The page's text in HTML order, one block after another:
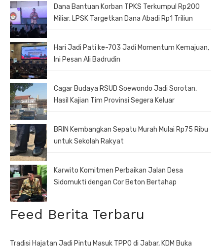
Dana Bantuan Korban TPKS Terkumpul Rp200
Miliar, LPSK Targetkan Dana Abadi Rp1 Triliun
Hari Jadi Pati ke-703 Jadi Momentum Kemajuan,
Ini Pesan Ali Badrudin
Cagar Budaya RSUD Soewondo Jadi Sorotan,
Hasil Kajian Tim Provinsi Segera Keluar
BRIN Kembangkan Sepatu Murah Mulai Rp75 Ribu
untuk Sekolah Rakyat
Karwito Komitmen Perbaikan Jalan Desa
Sidomukti dengan Cor Beton Bertahap
Feed Berita Terbaru
Tradisi Hajatan Jadi Pintu Masuk TPPO di Jabar, KDM Buka